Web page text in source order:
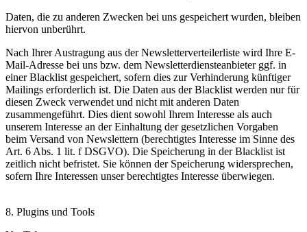
Daten, die zu anderen Zwecken bei uns gespeichert wurden, bleiben
hiervon unberührt.
Nach Ihrer Austragung aus der Newsletterverteilerliste wird Ihre E-
Mail-Adresse bei uns bzw. dem Newsletterdiensteanbieter ggf. in
einer Blacklist gespeichert, sofern dies zur Verhinderung künftiger
Mailings erforderlich ist. Die Daten aus der Blacklist werden nur für
diesen Zweck verwendet und nicht mit anderen Daten
zusammengeführt. Dies dient sowohl Ihrem Interesse als auch
unserem Interesse an der Einhaltung der gesetzlichen Vorgaben
beim Versand von Newslettern (berechtigtes Interesse im Sinne des
Art. 6 Abs. 1 lit. f DSGVO). Die Speicherung in der Blacklist ist
zeitlich nicht befristet. Sie können der Speicherung widersprechen,
sofern Ihre Interessen unser berechtigtes Interesse überwiegen.
8. Plugins und Tools